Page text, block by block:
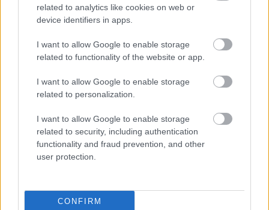
related to analytics like cookies on web or
device identifiers in apps.
I want to allow Google to enable storage
related to functionality of the website or app.
I want to allow Google to enable storage
related to personalization.
I want to allow Google to enable storage
related to security, including authentication
functionality and fraud prevention, and other
user protection.
CONFIRM
Ακολουθήστε το insider.gr στο Google News
και μάθετε
πρώτοι όλες τιςειδήσειςαπό την Ελλάδα και τον κόσμο.